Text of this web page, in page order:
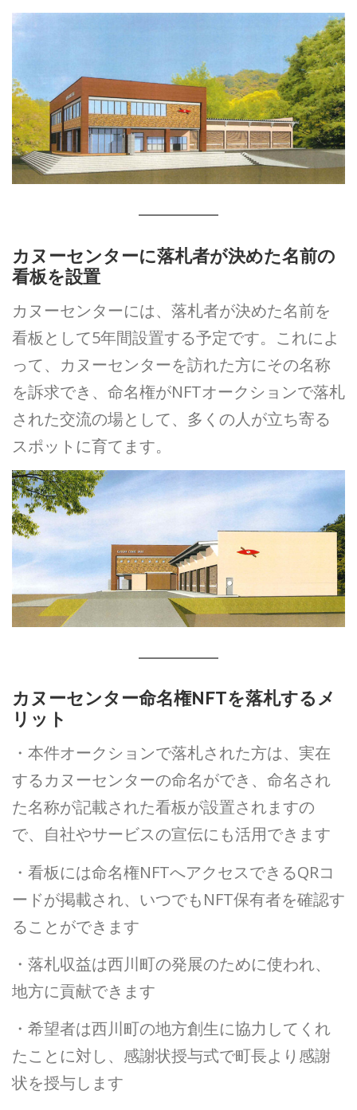
カヌーセンターに落札者が決めた名前の
看板を設置
カヌーセンターには、落札者が決めた名前を
看板として5年間設置する予定です。これによ
って、カヌーセンターを訪れた方にその名称
を訴求でき、命名権がNFTオークションで落札
された交流の場として、多くの人が立ち寄る
スポットに育てます。
カヌーセンター命名権NFTを落札するメ
リット
・本件オークションで落札された方は、実在
するカヌーセンターの命名ができ、命名され
た名称が記載された看板が設置されますの
で、自社やサービスの宣伝にも活用できます
・看板には命名権NFTへアクセスできるQRコ
ードが掲載され、いつでもNFT保有者を確認す
ることができます
・落札収益は西川町の発展のために使われ、
地方に貢献できます
・希望者は西川町の地方創生に協力してくれ
たことに対し、感謝状授与式で町長より感謝
状を授与します